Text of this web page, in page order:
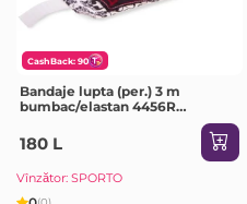
CashBack: 90
Bandaje lupta (per.) 3 m
bumbac/elastan 4456R
180 L
Vînzător: SPORTO